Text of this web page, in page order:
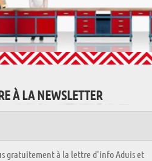
À LA NEWSLETTER
gratuitement à la lettre d'info Aduis et